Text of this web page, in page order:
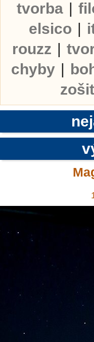
tvorba |
elsico |
rouzz |
chyby |